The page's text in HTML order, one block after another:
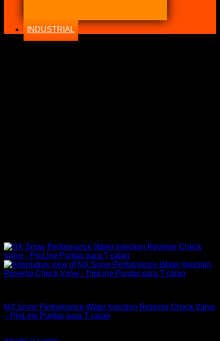
INDUSTRIAL
NX Snow Performance Water Injection Reverse Check Valve
– ProLine Puntas para T calan